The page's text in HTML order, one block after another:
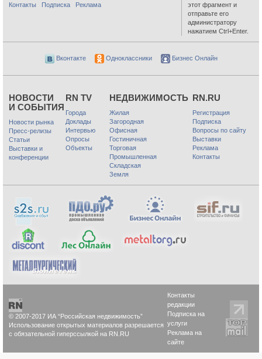
Контакты Подписка Реклама
этот фрагмент и
отправьте его
администратору
нажатием Ctrl+Enter.
Вконтакте Одноклассники Бизнес Онлайн
НОВОСТИ
И СОБЫТИЯ
Новости рынка
Пресс-релизы
Статьи
Выставки и
конференции
RN TV
Города
Доклады
Интервью
Опросы
Объекты
НЕДВИЖИМОСТЬ
Жилая
Загородная
Офисная
Гостиничная
Торговая
Промышленная
Складская
Земля
RN.RU
Регистрация
Подписка
Вопросы по сайту
Выставки
Реклама
Контакты
© 2007-2017 ИА “Российская недвижимость”
Использование открытых материалов разрешается
с обязательной гиперссылкой на RN.RU
Контакты
редакции
Подписка на
услуги
Реклама на
сайте